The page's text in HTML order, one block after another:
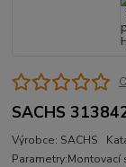
SACHS
Výrobce: SACHS
Parametry:Montovací